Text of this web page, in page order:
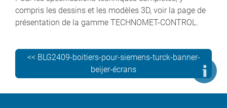
compris les dessins et les modèles 3D, voir la page de
présentation de la gamme TECHNOMET-CONTROL.
<< BLG2409-boitiers-pour-siemens-turck-banner-
beijer-écrans